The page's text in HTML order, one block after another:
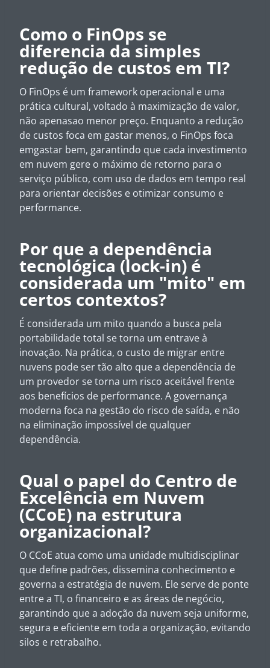
Como o FinOps se
diferencia da simples
redução de custos em TI?
O FinOps é um framework operacional e uma
prática cultural, voltado à maximização de valor,
não apenasao menor preço. Enquanto a redução
de custos foca em gastar menos, o FinOps foca
emgastar bem, garantindo que cada investimento
em nuvem gere o máximo de retorno para o
serviço público, com uso de dados em tempo real
para orientar decisões e otimizar consumo e
performance.
Por que a dependência
tecnológica (lock-in) é
considerada um "mito" em
certos contextos?
É considerada um mito quando a busca pela
portabilidade total se torna um entrave à
inovação. Na prática, o custo de migrar entre
nuvens pode ser tão alto que a dependência de
um provedor se torna um risco aceitável frente
aos benefícios de performance. A governança
moderna foca na gestão do risco de saída, e não
na eliminação impossível de qualquer
dependência.
Qual o papel do Centro de
Excelência em Nuvem
(CCoE) na estrutura
organizacional?
O CCoE atua como uma unidade multidisciplinar
que define padrões, dissemina conhecimento e
governa a estratégia de nuvem. Ele serve de ponte
entre a TI, o financeiro e as áreas de negócio,
garantindo que a adoção da nuvem seja uniforme,
segura e eficiente em toda a organização, evitando
silos e retrabalho.